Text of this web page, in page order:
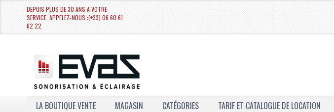
DEPUIS PLUS DE 30 ANS A VOTRE
SERVICE. APPELEZ-NOUS :(+33) 06 60 61
62 22
LA BOUTIQUE VENTE MAGASIN CATÉGORIES TARIF ET CATALOGUE DE LOCATION